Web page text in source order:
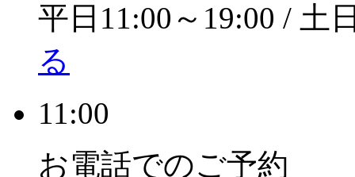
平日11:00～19:00 / 土
る
11:00
お電話でのご予約